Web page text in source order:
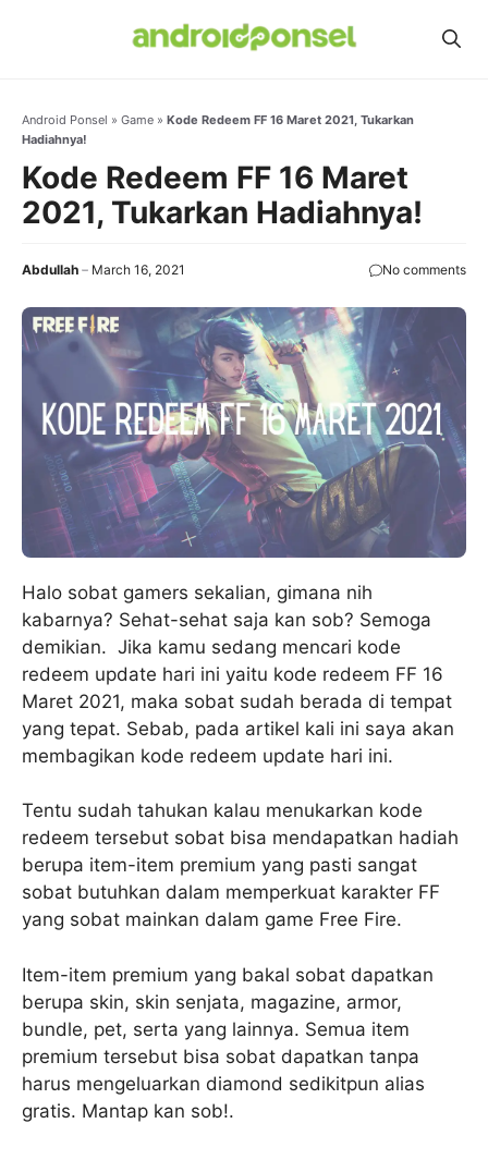
Android Ponsel » Game » Kode Redeem FF 16 Maret 2021, Tukarkan
Hadiahnya!
Kode Redeem FF 16 Maret
2021, Tukarkan Hadiahnya!
Abdullah March 16, 2021 No comments
Halo sobat gamers sekalian, gimana nih
kabarnya? Sehat-sehat saja kan sob? Semoga
demikian. Jika kamu sedang mencari kode
redeem update hari ini yaitu kode redeem FF 16
Maret 2021, maka sobat sudah berada di tempat
yang tepat. Sebab, pada artikel kali ini saya akan
membagikan kode redeem update hari ini.
Tentu sudah tahukan kalau menukarkan kode
redeem tersebut sobat bisa mendapatkan hadiah
berupa item-item premium yang pasti sangat
sobat butuhkan dalam memperkuat karakter FF
yang sobat mainkan dalam game Free Fire.
Item-item premium yang bakal sobat dapatkan
berupa skin, skin senjata, magazine, armor,
bundle, pet, serta yang lainnya. Semua item
premium tersebut bisa sobat dapatkan tanpa
harus mengeluarkan diamond sedikitpun alias
gratis. Mantap kan sob!.